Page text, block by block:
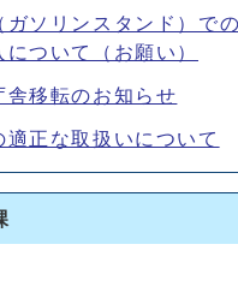
ガソリンスタンド）で
ついて（お願い）
移転のお知らせ
適正な取扱いについて